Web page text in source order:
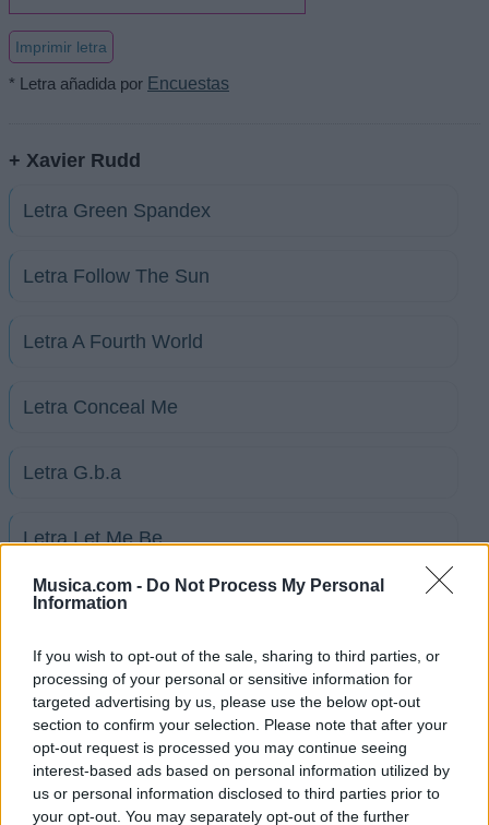
Musica.com - Do Not Process My Personal
Information
If you wish to opt-out of the sale, sharing to third parties, or
processing of your personal or sensitive information for
targeted advertising by us, please use the below opt-out
section to confirm your selection. Please note that after your
opt-out request is processed you may continue seeing
interest-based ads based on personal information utilized by
us or personal information disclosed to third parties prior to
your opt-out. You may separately opt-out of the further
Imprimir letra
* Letra añadida por Encuestas
+ Xavier Rudd
Letra Green Spandex
Letra Follow The Sun
Letra A Fourth World
Letra Conceal Me
Letra G.b.a
Letra Let Me Be
Letra Light The Shade
Letra Little Chief
+ Letras de Xavier Rudd
Discografía Biografía Ranking Fotos Foro